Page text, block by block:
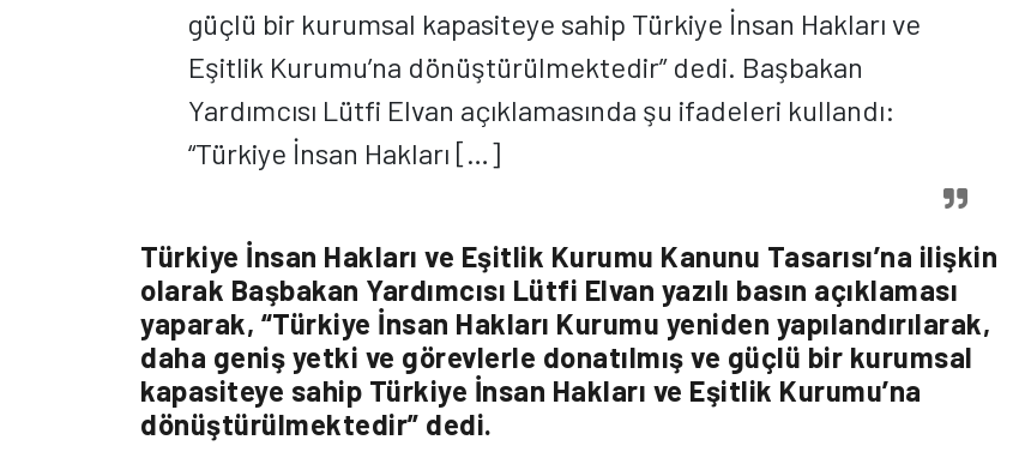
güçlü bir kurumsal kapasiteye sahip Türkiye İnsan Hakları ve
Eşitlik Kurumu’na dönüştürülmektedir” dedi. Başbakan
Yardımcısı Lütfi Elvan açıklamasında şu ifadeleri kullandı:
“Türkiye İnsan Hakları […]
Türkiye İnsan Hakları ve Eşitlik Kurumu Kanunu Tasarısı’na ilişkin
olarak Başbakan Yardımcısı Lütfi Elvan yazılı basın açıklaması
yaparak, “Türkiye İnsan Hakları Kurumu yeniden yapılandırılarak,
daha geniş yetki ve görevlerle donatılmış ve güçlü bir kurumsal
kapasiteye sahip Türkiye İnsan Hakları ve Eşitlik Kurumu’na
dönüştürülmektedir” dedi.